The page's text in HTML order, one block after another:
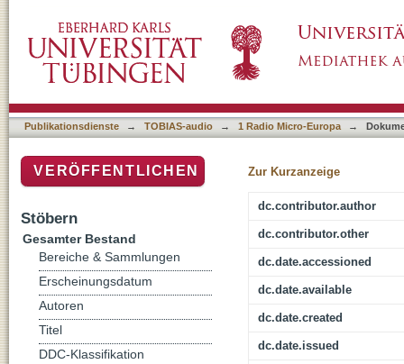
Publikationsdienste → TOBIAS-audio → 1 Radio Micro-Europa →
Zur Kurzanzeige
dc.contributor.author
dc.contributor.other
dc.date.accessioned
dc.date.available
dc.date.created
dc.date.issued
VERÖFFENTLICHEN
Stöbern
Gesamter Bestand
Bereiche & Sammlungen
Erscheinungsdatum
Autoren
Titel
DDC-Klassifikation